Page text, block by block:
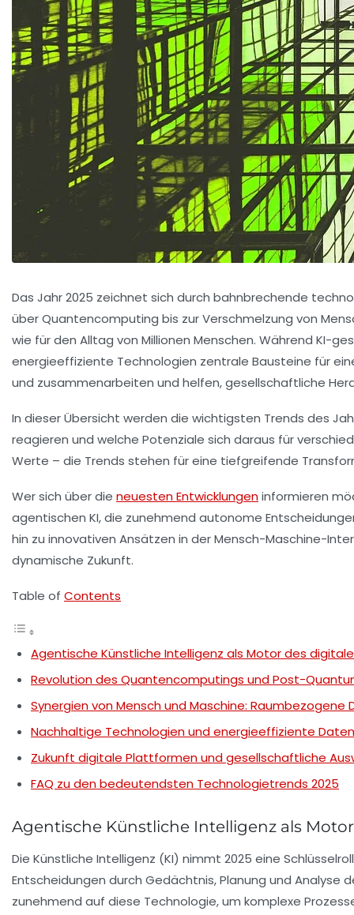
Das Jahr 2025 zeichnet sich durch bahnbrechende
über Quantencomputing bis zur Verschmelzung von
wie für den Alltag von Millionen Menschen. Während KI-
energieeffiziente Technologien zentrale Bausteine für
und zusammenarbeiten und helfen, gesellschaftliche
In dieser Übersicht werden die wichtigsten Trends des
reagieren und welche Potenziale sich daraus für
Werte – die Trends stehen für eine tiefgreifende
Wer sich über die neuesten Entwicklungeninformieren
agentischen KI, die zunehmend autonome
hin zu innovativen Ansätzen in der Mensch-Maschine-
dynamische Zukunft.
Table of Contents
Agentische Künstliche Intelligenz als Motor des
Revolution des Quantencomputings und Post-
Synergien von Mensch und Maschine:
Nachhaltige Technologien und energieeffiziente
Zukunft digitale Plattformen und gesellschaftliche
FAQ zu den bedeutendsten Technologietrends 2025
Agentische Künstliche Intelligenz als
Die Künstliche Intelligenz (KI) nimmt 2025 eine
Entscheidungen durch Gedächtnis, Planung und Analyse
zunehmend auf diese Technologie, um komplexe